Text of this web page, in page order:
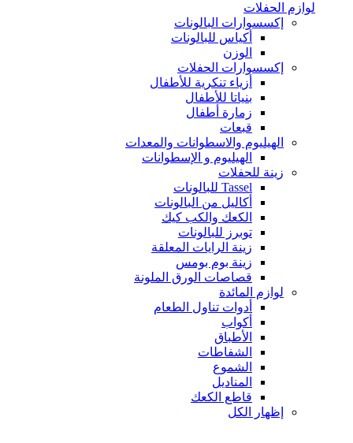
لوازم الحفلات
إكسسوارات البالونات
أكياس للبالونات
الوزن
إكسسوارات الحفلات
أزياء تنكرية للأطفال
بنياتا للأطفال
زمارة أطفال
قبعات
الهيليوم والاسطوانات والمعدات
الهيليوم و الإسطوانات
زينة للحفلات
Tassel للبالونات
أكاليل من البالونات
الكعك والكب كيك
توبرز للبالونات
زينة الرايات المعلقة
زينة بوم بومس
قصاصات الورق الملونة
لوازم المائدة
أدوات تناول الطعام
أكواب
الأطباق
الشفاطات
الشموع
المناديل
قاطع الكعك
إظهار الكل